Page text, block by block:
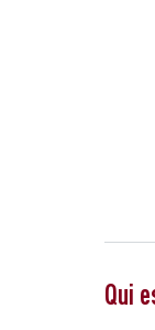
Qui